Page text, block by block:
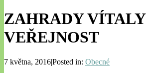
ZAHRADY VÍTALY
VEŘEJNOST
7 května, 2016|Posted in: Obecné